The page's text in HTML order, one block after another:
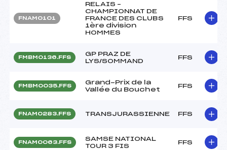
FNAM0101
RELAIS –
CHAMPIONNAT DE
FRANCE DES CLUBS
1ère division
HOMMES
FFS
FMBM0136.FFS
GP PRAZ DE
LYS/SOMMAND
FFS
FMBM0035.FFS
Grand-Prix de la
Vallée du Bouchet
FFS
FNAM0283.FFS TRANSJURASSIENNE FFS
FNAM0063.FFS
SAMSE NATIONAL
TOUR 3 FIS
FFS